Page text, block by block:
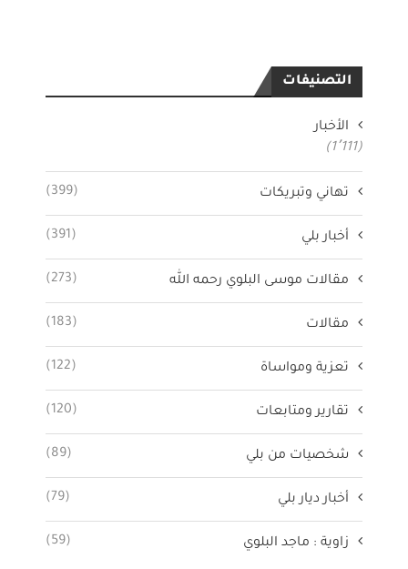
التصنيفات
الأخبار
(1٬111)
تهاني وتبريكات (399)
أخبار بلي (391)
مقالات موسى البلوي رحمه الله (273)
مقالات (183)
تعزية ومواساة (122)
تقارير ومتابعات (120)
شخصيات من بلي (89)
أخبار ديار بلي (79)
زاوية : ماجد البلوي (59)